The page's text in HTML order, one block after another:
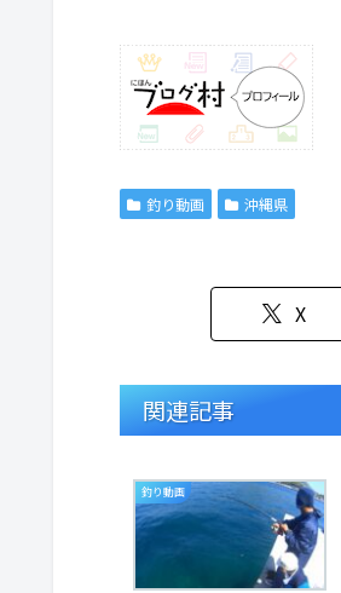
釣り動画 沖縄県
X
関連記事
釣り動画